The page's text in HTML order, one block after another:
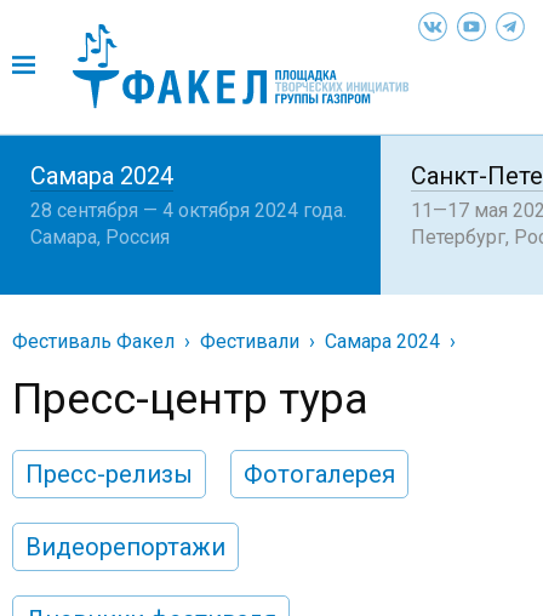
Санкт-
11—17 мая
Петербург,
Самара 2024
28 сентября — 4 октября 2024 года.
Самара, Россия
Фестиваль Факел Фестивали Самара 2024
Пресс-центр тура
Пресс-релизы Фотогалерея
Видеорепортажи